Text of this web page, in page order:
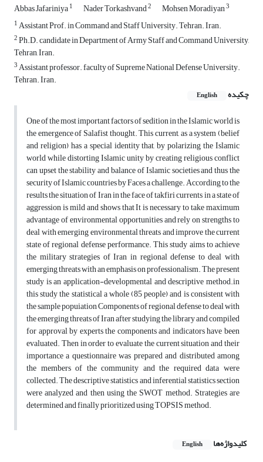
Abbas Jafariniya1 Nader Torkashvand2 Mohsen Moradiyan3
1Assistant Prof. in Command and Staff University. Tehran. Iran.
2Ph.D. candidate in Department of Army Staff and Command University,
Tehran, Iran.
3Assistant professor. faculty of Supreme National Defense University.
Tehran. Iran.
چکیده
English
One of the most important factors of sedition in the Islamic world is
the emergence of Salafist thought. This current, as a system (belief
and religion) has a special identity that, by polarizing the Islamic
world while distorting Islamic unity by creating religious conflict
can upset the stability and balance of Islamic societies and thus the
security of Islamic countries by Faces a challenge. According to the
results the situation of Iran in the face of takfiri currents in a state of
aggression is mild and shows that It is necessary to take maximum
advantage of environmental opportunities and rely on strengths to
deal with emerging environmental threats and improve the current
state of regional defense performance. This study aims to achieve
the military strategies of Iran in regional defense to deal with
emerging threats with an emphasis on professionalism. The present
study is an application-developmental and descriptive method.in
this study the statistical a whole (85 people) and is consistent with
the sample popuiation Components of regional defense to deal with
the emerging threats of Iran after studying the library and compiled
for approval by experts the components and indicators have been
evaluated. Then in order to evaluate the current situation and their
importance a questionnaire was prepared and distributed among
the members of the community and the required data were
collected. The descriptive statistics and inferential statistics section
were analyzed and then using the SWOT method. Strategies are
determined and finally prioritized using TOPSIS method.
کلیدواژه‌ها English